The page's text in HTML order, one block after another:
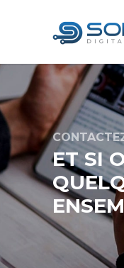
ET SI